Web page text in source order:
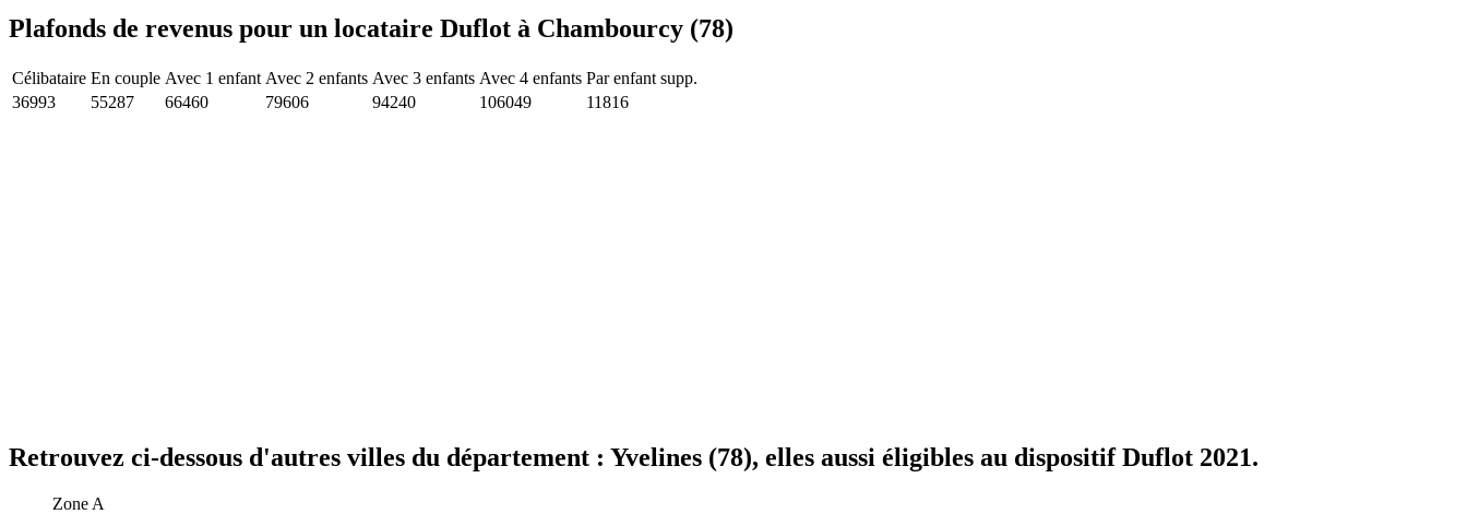
Plafonds de revenus pour un locataire Duflot à Chambourcy (78)
Célibataire En couple Avec 1 enfant Avec 2 enfants Avec 3 enfants Avec 4 enfants Par enfant supp.
36993
55287 66460 79606 94240 106049 11816
Retrouvez ci-dessous d'autres villes du département : Yvelines (78), elles aussi éligibles au dispositif Duflot 2021.
Zone A